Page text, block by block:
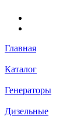
Главная
Каталог
Генераторы
Дизельные